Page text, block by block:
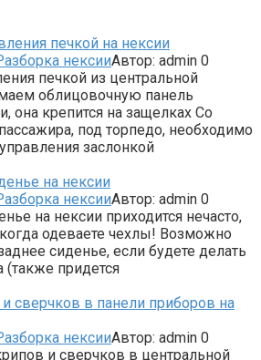
печкой на нексии
нексииАвтор: admin 0
печкой из центральной
облицовочную панель
она крепится на защелках Со
под торпедо, необходимо
заслонкой
на нексии
нексииАвтор: admin 0
на нексии приходится нечасто,
одеваете чехлы! Возможно
сиденье, если будете делать
придется
сверчков в панели приборов на
нексииАвтор: admin 0
и сверчков в центральной